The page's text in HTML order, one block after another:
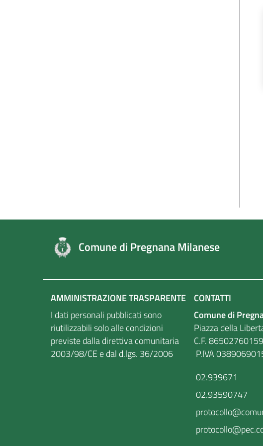
Comune di Pregnana Milanese
AMMINISTRAZIONE TRASPARENTE
I dati personali pubblicati sono
riutilizzabili solo alle condizioni
previste dalla direttiva comunitaria
2003/98/CE e dal d.lgs. 36/2006
CONTATTI
Comune di
Piazza della
C.F.
P.IVA
02.939671
02.93590747